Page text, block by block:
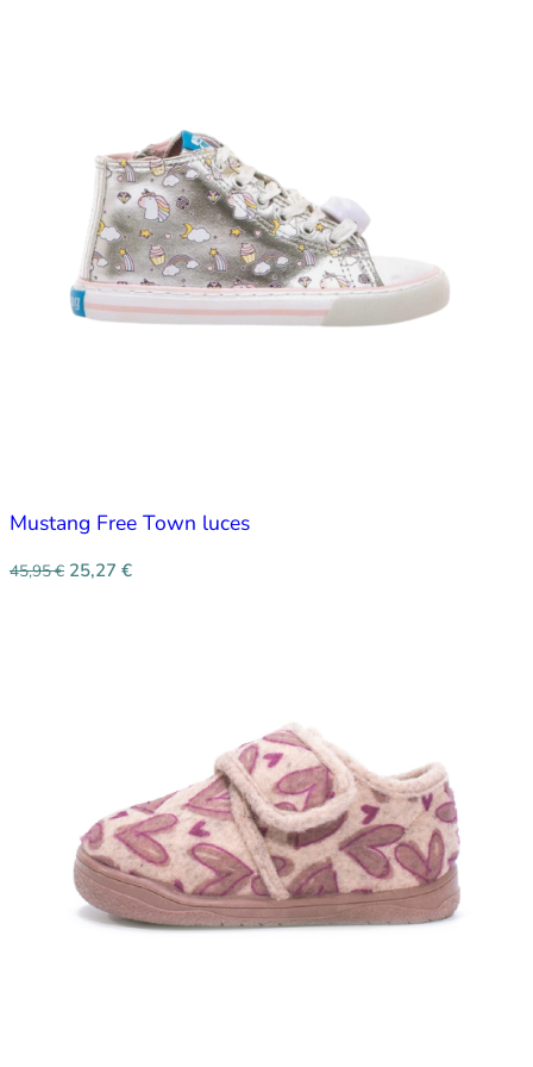
Mustang Free Town luces
45,95€ 25,27 €